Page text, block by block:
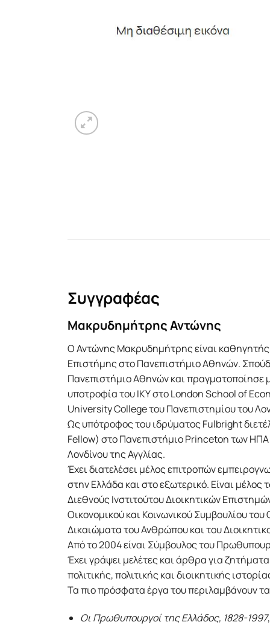
Συγγραφέας
Μακρυδημήτρης Αντώνης
O Αντώνης Μακρυδημήτρης είναι καθηγητής
Επιστήμης στο Πανεπιστήμιο Αθηνών.
Πανεπιστήμιο Αθηνών και πραγματοποίησε
υποτροφία του ΙΚΥ στο London School of
University College του Πανεπιστημίου του
Ως υπότροφος του ιδρύματος Fulbright
Fellow) στο Πανεπιστήμιο Princeton των
Λονδίνου της Αγγλίας.
Έχει διατελέσει μέλος επιτροπών
στην Ελλάδα και στο εξωτερικό. Είναι μέλος
Διεθνούς Ινστιτούτου Διοικητικών
Οικονομικού και Κοινωνικού Συμβουλίου
Δικαιώματα του Ανθρώπου και του
Από το 2004 είναι Σύμβουλος του
Έχει γράψει μελέτες και άρθρα για
πολιτικής, πολιτικής και διοικητικής
Τα πιο πρόσφατα έργα του περιλαμβάνουν
Οι Πρωθυπουργοί της Ελλάδος, 1828-1997